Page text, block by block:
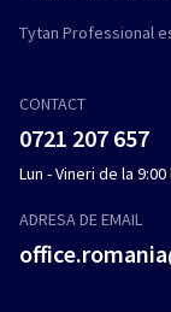
Tytan Professional
CONTACT
0721 207 657
Lun - Vineri de la 9:00
ADRESA DE EMAIL